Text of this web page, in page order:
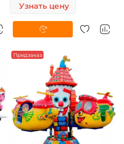
Узнать цену
Предзаказ